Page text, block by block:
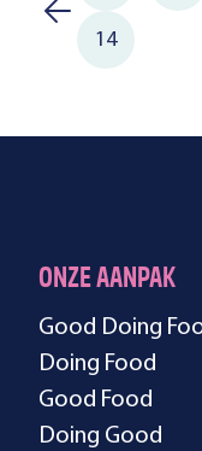
14
ONZE AANPAK
Good Doing
Doing Food
Good Food
Doing Good